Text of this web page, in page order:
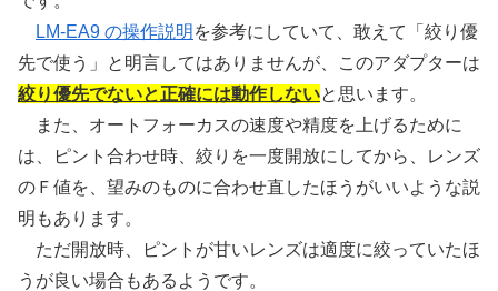
LM-EA9 の操作説明 を参考にしていて、敢えて「絞り優
先で使う」と明言してはありませんが、このアダプターは
絞り優先でないと正確には動作しないと思います。
また、オートフォーカスの速度や精度を上げるために
は、ピント合わせ時、絞りを一度開放にしてから、レンズ
のＦ値を、望みのものに合わせ直したほうがいいような説
明もあります。
ただ開放時、ピントが甘いレンズは適度に絞っていたほ
うが良い場合もあるようです。